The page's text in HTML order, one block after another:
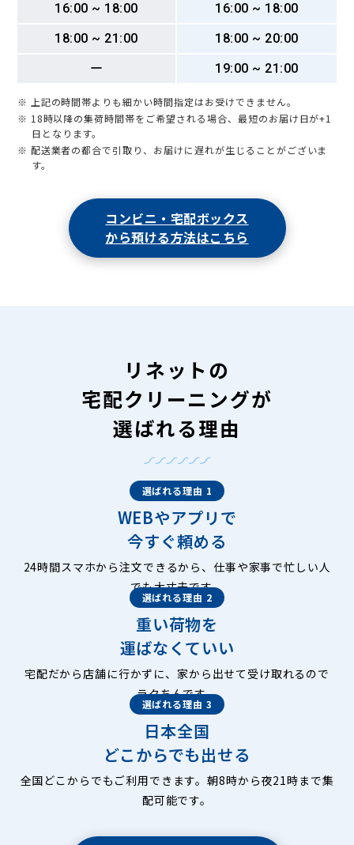
16:00 ~ 18:00
16:00 ~ 18:00
18:00 ~ 21:00
18:00 ~ 20:00
ー
19:00 ~ 21:00
※ 上記の時間帯よりも細かい時間指定はお受けできません。
※ 18時以降の集荷時間帯をご希望される場合、最短のお届け日が+1
日となります。
※ 配送業者の都合で引取り、お届けに遅れが生じることがございま
す。
コンビニ・宅配ボックス
から預ける方法はこちら
リネットの
宅配クリーニングが
選ばれる理由
選ばれる理由 1
WEBやアプリで
今すぐ頼める
24時間スマホから注文できるから、仕事や家事で忙しい人
でも大丈夫です。
選ばれる理由 2
重い荷物を
運ばなくていい
宅配だから店舗に行かずに、家から出せて受け取れるので
ラクちんです。
選ばれる理由 3
日本全国
どこからでも出せる
全国どこからでもご利用できます。朝8時から夜21時まで集
配可能です。